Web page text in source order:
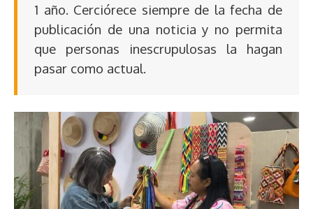
1 año. Cerciórece siempre de la fecha de
publicación de una noticia y no permita
que personas inescrupulosas la hagan
pasar como actual.